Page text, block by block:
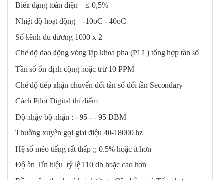
Biến dạng toàn diện ≤ 0,5%
Nhiệt độ hoạt động -10oC - 40oC
Số kênh du dương 1000 x 2
Chế độ dao động vòng lặp khóa pha (PLL) tổng hợp tần số
Tần số ổn định cộng hoặc trừ 10 PPM
Chế độ tiếp nhận chuyển đổi tần số đổi tần Secondary
Cách Pilot Digital thí điểm
Độ nhậy bộ nhận : - 95 - - 95 DBM
Thường xuyên gọi giai điệu 40-18000 hz
Hệ số méo tiếng rất thấp ;; 0.5% hoặc ít hơn
Độ ồn Tín hiệu tỷ lệ 110 db hoặc cao hơn